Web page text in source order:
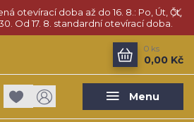
otevírací doba až do 16. 8.: Po, Út, Čt,
Od 17. 8. standardní otevírací doba.
Menu
0 ks
0,00 Kč